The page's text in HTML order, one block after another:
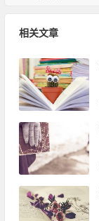
相关文章